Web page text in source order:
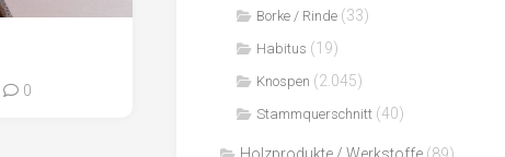
0
Borke / Rinde (33)
Habitus (19)
Knospen (2.045)
Stammquerschnitt (40)